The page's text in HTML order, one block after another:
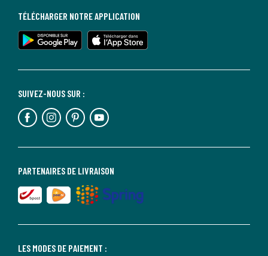
LES MODES DE PAIEMENT :
PARTENAIRES DE LIVRAISON
SUIVEZ-NOUS SUR :
TÉLÉCHARGER NOTRE APPLICATION